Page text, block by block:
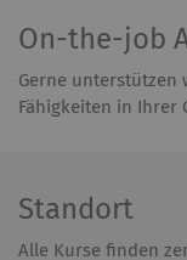
On-the-job
Gerne unterstützen
Fähigkeiten in Ihrer
Standort
Alle Kurse finden